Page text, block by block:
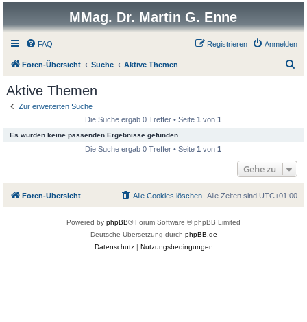
MMag. Dr. Martin G. Enne
FAQ Anmelden
Registrieren
Foren-Übersicht Suche Aktive Themen
Aktive Themen
Zur erweiterten Suche
Die Suche ergab 0 Treffer • Seite1 von1
Es wurden keine passenden Ergebnisse gefunden.
Die Suche ergab 0 Treffer • Seite1 von1
Gehe zu
Foren-Übersicht Alle Zeiten sind UTC+01:00
Alle Cookies löschen
Powered by phpBB® Forum Software © phpBB Limited
Deutsche Übersetzung durch phpBB.de
Datenschutz| Nutzungsbedingungen